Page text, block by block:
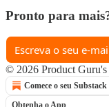
Pronto para
© 2026 Product Guru's
Comece o seu Substack